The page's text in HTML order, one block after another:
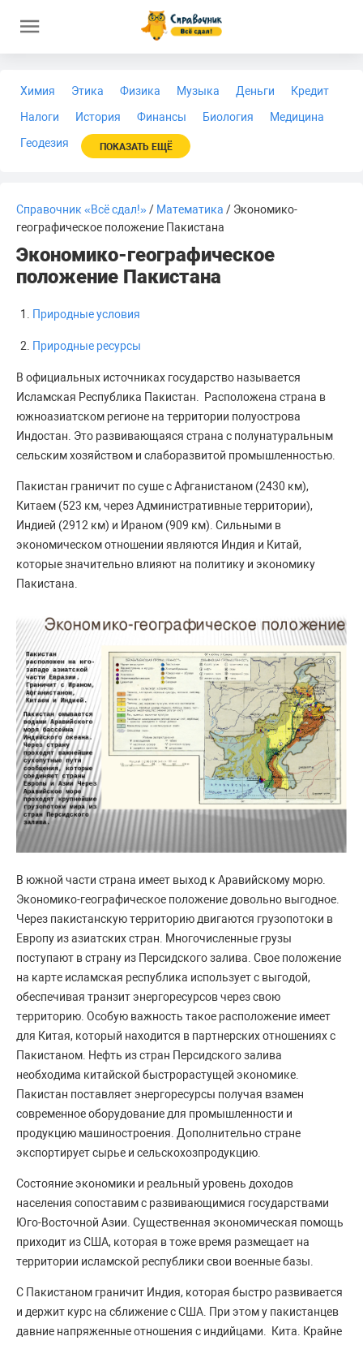
Химия Этика Физика Музыка Деньги
Кредит
Налоги
История Финансы Биология
Медицина
Геодезия
ПОКАЗАТЬ ЕЩЁ
Справочник «Всё сдал!»/ Математика / Экономико-
географическое положение Пакистана
Экономико-географическое
положение Пакистана
Природные условия
Природные ресурсы
В официальных источниках государство называется
Исламская Республика Пакистан. Расположена страна в
южноазиатском регионе на территории полуострова
Индостан. Это развивающаяся страна с полунатуральным
сельским хозяйством и слаборазвитой промышленностью.
Пакистан граничит по суше с Афганистаном (2430 км),
Китаем (523 км, через Административные территории),
Индией (2912 км) и Ираном (909 км). Сильными в
экономическом отношении являются Индия и Китай,
которые значительно влияют на политику и экономику
Пакистана.
В южной части страна имеет выход к Аравийскому морю.
Экономико-географическое положение довольно выгодное.
Через пакистанскую территорию двигаются грузопотоки в
Европу из азиатских стран. Многочисленные грузы
поступают в страну из Персидского залива. Свое положение
на карте исламская республика использует с выгодой,
обеспечивая транзит энергоресурсов через свою
территорию. Особую важность такое расположение имеет
для Китая, который находится в партнерских отношениях с
Пакистаном. Нефть из стран Персидского залива
необходима китайской быстрорастущей экономике.
Пакистан поставляет энергоресурсы получая взамен
современное оборудование для промышленности и
продукцию машиностроения. Дополнительно стране
экспортирует сырье и сельскохозпродукцию.
Состояние экономики и реальный уровень доходов
населения сопоставим с развивающимися государствами
Юго-Восточной Азии. Существенная экономическая помощь
приходит из США, которая в тоже время размещает на
территории исламской республики свои военные базы.
С Пакистаном граничит Индия, которая быстро развивается
и держит курс на сближение с США. При этом у пакистанцев
давние напряженные отношения с индийцами. Кита. Крайне